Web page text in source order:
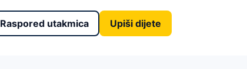
Raspored utakmica Upiši dijete